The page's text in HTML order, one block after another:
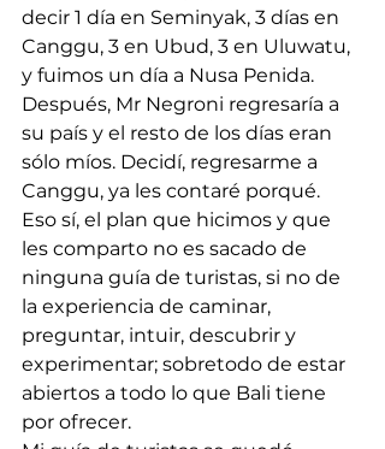
decir 1 día en Seminyak, 3 días en
Canggu, 3 en Ubud, 3 en Uluwatu,
y fuimos un día a Nusa Penida.
Después, Mr Negroni regresaría a
su país y el resto de los días eran
sólo míos. Decidí, regresarme a
Canggu, ya les contaré porqué.
Eso sí, el plan que hicimos y que
les comparto no es sacado de
ninguna guía de turistas, si no de
la experiencia de caminar,
preguntar, intuir, descubrir y
experimentar; sobretodo de estar
abiertos a todo lo que Bali tiene
por ofrecer.